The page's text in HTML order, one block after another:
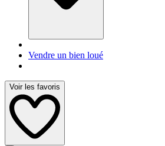
Vendre un bien loué
Voir les favoris